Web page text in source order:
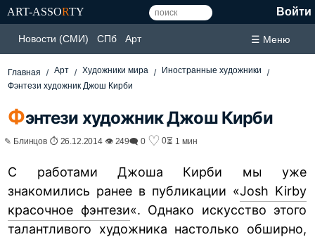
ART-ASSORTY Войти
Новости (СМИ) СПб Арт ☰ Меню
Главная Арт Художники мира
Иностранные художники
Фэнтези художник Джош Кирби
Фэнтези художник Джош Кирби
✎ Блинцов ⏱ 26.12.2014 👁 249🗨 0 ♡ 0⏳ 1 мин
C работами Джоша Кирби мы уже
знакомились ранее в публикации «Josh Kirby
красочное фэнтези«. Однако искусство этого
талантливого художника настолько обширно,